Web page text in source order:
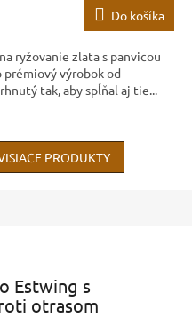
Do košíka
ryžovanie zlata s panvicou
prémiový výrobok od
tak, aby spĺňal aj tie...
PRODUKTY
Estwing s
otrasom